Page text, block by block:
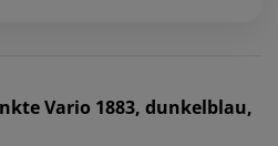
Vario 1883, dunkelblau,